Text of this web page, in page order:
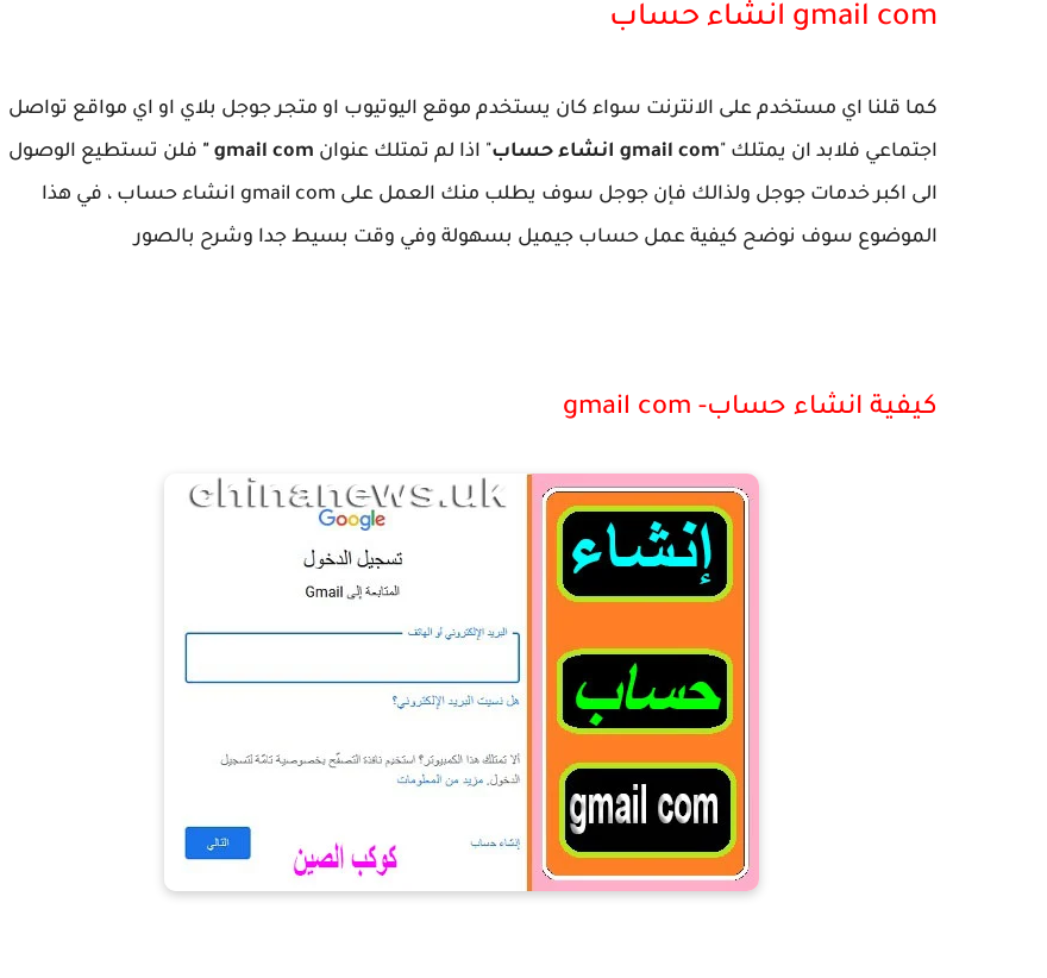
gmail com انشاء حساب
كما قلنا اي مستخدم على الانترنت سواء كان يستخدم موقع اليوتيوب او متجر جوجل بلاي او اي مواقع تواصل
اجتماعي فلابد ان يمتلك "gmail com انشاء حساب " اذا لم تمتلك عنوان gmail com "
فلن تستطيع الوصول
الى اكبر خدمات جوجل ولذالك فإن جوجل سوف يطلب منك العمل على gmail com انشاء حساب ، في هذا
الموضوع سوف نوضح كيفية عمل حساب جيميل بسهولة وفي وقت بسيط جدا وشرح بالصور
كيفية انشاء حساب- gmail com